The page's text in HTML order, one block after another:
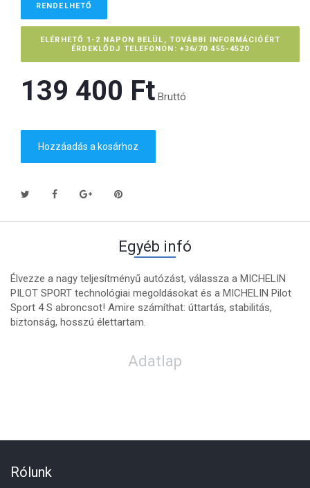
RENDELHETŐ
ELÉRHETŐ 1-2 NAPON BELÜL, TOVÁBBI INFORMÁCIÓÉRT
ÉRDEKLŐDJ TELEFONON: +36/70 455-4520
139 400 Ft‎ Bruttó
Hozzáadás a kosárhoz
Egyéb infó
Élvezze a nagy teljesítményű autózást, válassza a MICHELIN
PILOT SPORT technológiai megoldásokat és a MICHELIN Pilot
Sport 4 S abroncsot! Amire számíthat: úttartás, stabilitás,
biztonság, hosszú élettartam.
Adatlap
Rólunk